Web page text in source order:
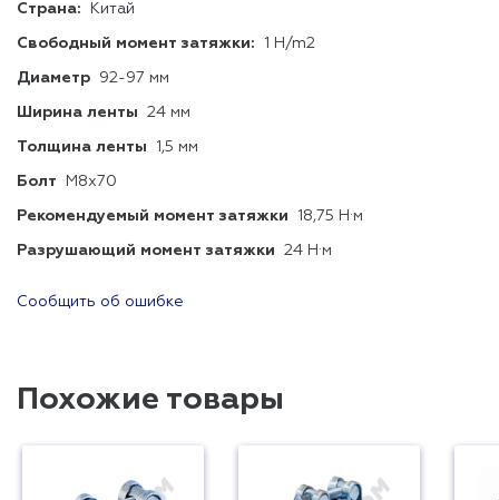
Страна: Китай
Свободный момент затяжки: 1 H/m2
Диаметр 92-97 мм
Ширина ленты 24 мм
Толщина ленты 1,5 мм
Болт М8х70
Рекомендуемый момент затяжки 18,75 Н·м
Разрушающий момент затяжки 24 Н·м
Сообщить об ошибке
Похожие товары